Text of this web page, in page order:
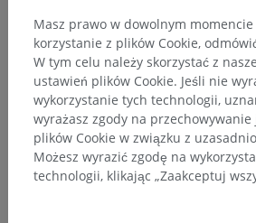
Masz prawo w dowolnym
korzystanie z plików Cookie,
W tym celu należy skorzystać z
ustawień plików Cookie. Jeśli nie
wykorzystanie tych technologii,
wyrażasz zgody na
plików Cookie w związku z
Możesz wyrazić zgodę na
technologii, klikając „Zaakceptuj